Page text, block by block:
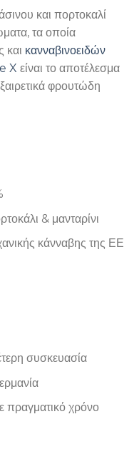
και πορτοκαλί
τα οποία
και κανναβινοειδών
X είναι το αποτέλεσμα
φρουτώδη
& μανταρίνι
κάνναβης της ΕΕ
συσκευασία
χρόνο